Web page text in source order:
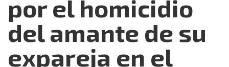
por el homicidio
del amante de su
expareja en el